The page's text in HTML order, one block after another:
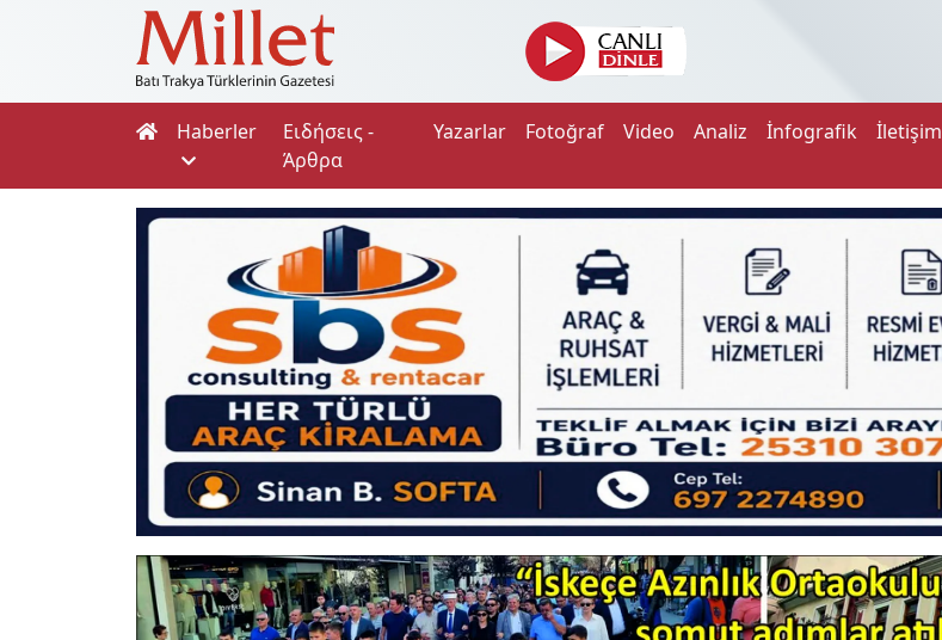
Haberler
Ειδήσεις -
Άρθρα
Yazarlar Fotoğraf Video Analiz İnfografik İletişim